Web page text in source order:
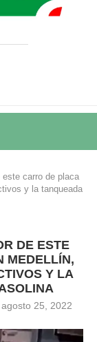
este carro de placa
y la tanqueada
DE ESTE
MEDELLÍN,
Y LA
agosto 25, 2022